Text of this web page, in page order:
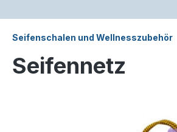
Seifenschalen und Wellnesszubehör
Seifennetz